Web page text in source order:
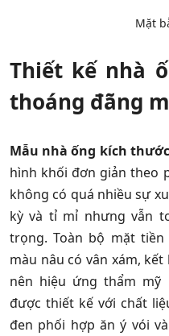
Mặt
Thiết kế nhà
thoáng đãng
Mẫu nhà ống kích
hình khối đơn giản theo
không có quá nhiều sự
kỳ và tỉ mỉ nhưng vẫn
trọng. Toàn bộ mặt
màu nâu có vân xám,
nên hiệu ứng thẩm mỹ
được thiết kế với chất
đen phối hợp ăn ý vói